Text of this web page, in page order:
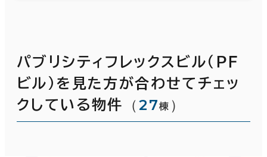
パブリシティフレックスビル（ＰＦ
ビル）を見た方が合わせてチェッ
クしている物件
（27棟 ）